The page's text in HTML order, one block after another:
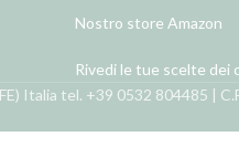
Nostro store Amazon
Rivedi le tue scelte dei
Italia tel. +39 0532 804485 |